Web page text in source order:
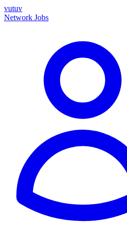
vutuv
Network Jobs